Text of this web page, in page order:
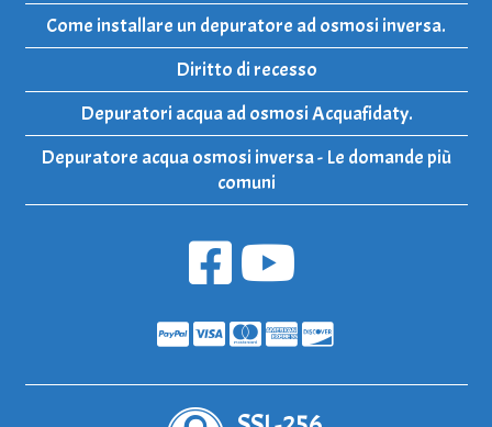
Come installare un depuratore ad osmosi inversa.
Diritto di recesso
Depuratori acqua ad osmosi Acquafidaty.
Depuratore acqua osmosi inversa - Le domande più
comuni